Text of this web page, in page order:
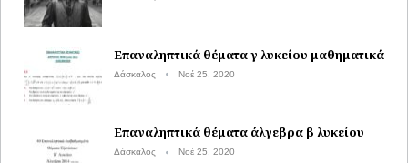
Επαναληπτικά θέματα γ λυκείου μαθηματικά
Δάσκαλος Νοέ 25, 2020
Επαναληπτικά θέματα άλγεβρα β λυκείου
Δάσκαλος Νοέ 25, 2020